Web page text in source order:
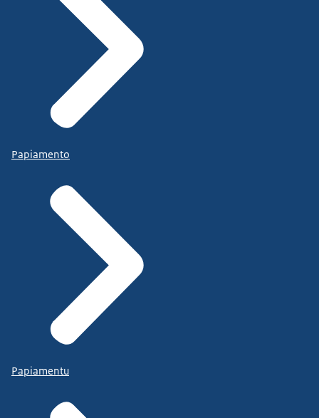
welke andere vorm van oplossing dan ook.
Bij veel rechtszaken moet
je je laten begeleiden door een advocaat.
Mag je dus niet voor jezelf spreken,
dat brengt kosten met zich mee.
Terwijl een mediator is
Je gaat met elkaar zitten, het is
vrijwillig, dus lukt het niet...
Of vind je bij nader inzien het toch niet een
geschikt middel...
dan kan je eruit stappen zonder dat dat
Want alles wat binnen de mediation
Papiamento
Papiamentu